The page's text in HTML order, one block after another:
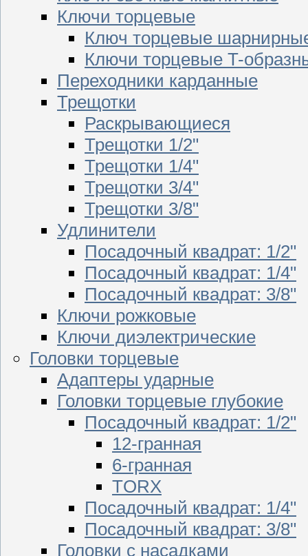
Ключи торцевые
Ключ торцевые
Ключи торцевые T-
Переходники карданные
Трещотки
Раскрывающиеся
Трещотки 1/2"
Трещотки 1/4"
Трещотки 3/4"
Трещотки 3/8"
Удлинители
Посадочный квадрат: 1/2"
Посадочный квадрат: 1/4"
Посадочный квадрат: 3/8"
Ключи рожковые
Ключи диэлектрические
Головки торцевые
Адаптеры ударные
Головки торцевые глубокие
Посадочный квадрат: 1/2"
12-гранная
6-гранная
TORX
Посадочный квадрат: 1/4"
Посадочный квадрат: 3/8"
Головки с насадками